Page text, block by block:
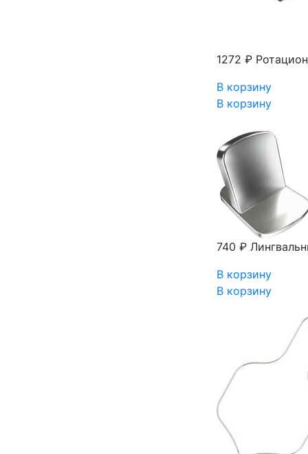
1272 ₽
В корзину
В корзину
740 ₽
В корзину
В корзину